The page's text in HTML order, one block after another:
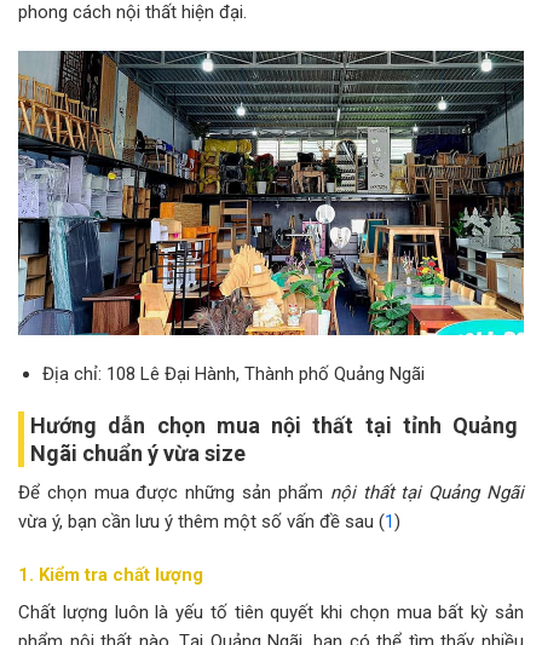
phong cách nội thất hiện đại.
Địa chỉ: 108 Lê Đại Hành, Thành phố Quảng Ngãi
Hướng dẫn chọn mua nội thất tại tỉnh Quảng
Ngãi chuẩn ý vừa size
Để chọn mua được những sản phẩm nội thất tại Quảng Ngãi
vừa ý, bạn cần lưu ý thêm một số vấn đề sau (1)
1. Kiểm tra chất lượng
Chất lượng luôn là yếu tố tiên quyết khi chọn mua bất kỳ sản